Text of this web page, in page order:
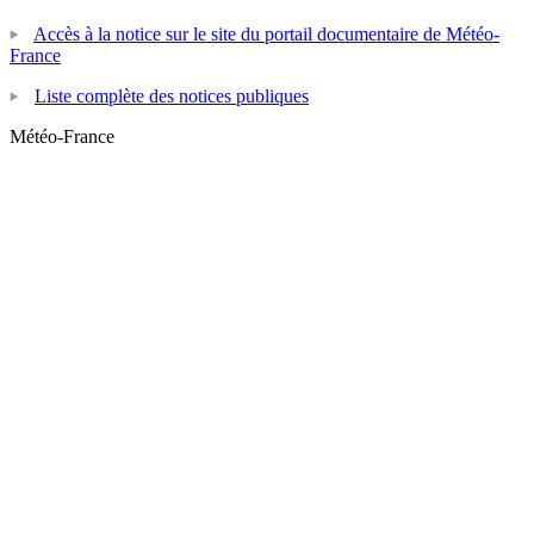
Accès à la notice sur le site du portail documentaire de Météo-
France
Liste complète des notices publiques
Météo-France